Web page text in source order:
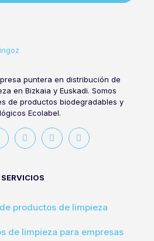
puntera en distribución de
en Bizkaia y Euskadi. Somos
de productos biodegradables y
Ecolabel.
SERVICIOS
productos de limpieza
de limpieza para empresas